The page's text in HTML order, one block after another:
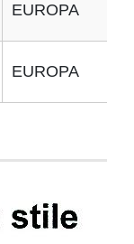
EUROPA
EUROPA